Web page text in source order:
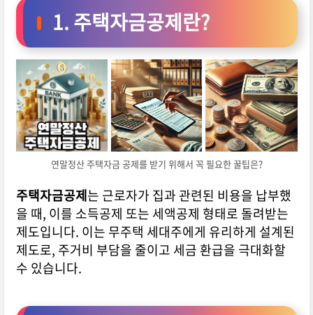
1. 주택자금공제란?
연말정산 주택자금 공제를 받기 위해서 꼭 필요한 꿀팁은?
주택자금공제는 근로자가 집과 관련된 비용을 납부했
을 때, 이를 소득공제 또는 세액공제 형태로 돌려받는
제도입니다. 이는 무주택 세대주에게 유리하게 설계된
제도로, 주거비 부담을 줄이고 세금 환급을 극대화할
수 있습니다.